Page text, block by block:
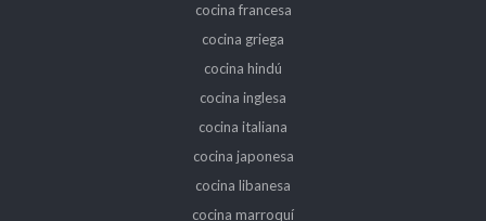
cocina francesa
cocina griega
cocina hindú
cocina inglesa
cocina italiana
cocina japonesa
cocina libanesa
cocina marroquí